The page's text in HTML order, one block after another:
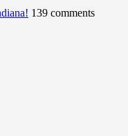
139 comments